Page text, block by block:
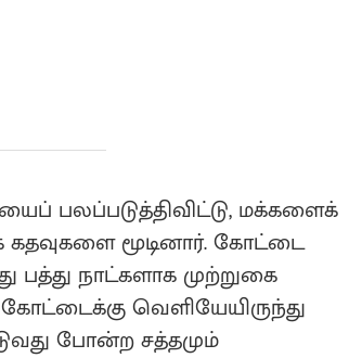
மக்களைக்
மூடினார். கோட்டை
பத்து நாட்களாக முற்றுகை
வெளியேயிருந்து
போன்ற சத்தமும்